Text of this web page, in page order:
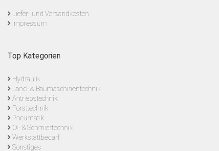
Liefer- und Versandkosten
Impressum
Top Kategorien
Hydraulik
Land- & Baumaschinentechnik
Antriebstechnik
Forsttechnik
Pneumatik
Öl- & Schmiertechnik
Werkstattbedarf
Sonstiges